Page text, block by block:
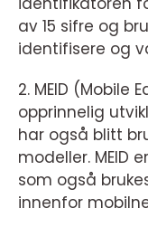
av 15 sifre og
identifisere og
2. MEID (Mobile
opprinnelig
har også blitt
modeller. MEID
som også
innenfor